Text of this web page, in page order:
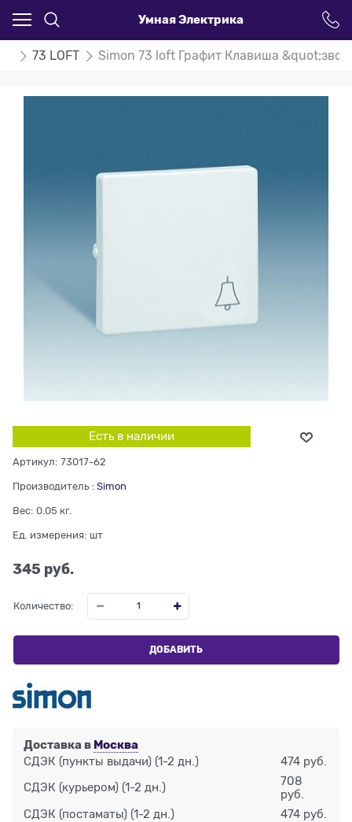
Умная Электрика
73 LOFT Simon 73 loft Графит Клавиша
Есть в наличии
Артикул: 73017-62
Производитель : Simon
Вес: 0.05 кг.
Ед. измерения: шт
345 руб.
Количество:
ДОБАВИТЬ
Доставка в Москва
СДЭК (пункты выдачи) (1-2 дн.) 474 руб.
СДЭК (курьером) (1-2 дн.)
708
руб.
СДЭК (постаматы) (1-2 дн.) 474 руб.